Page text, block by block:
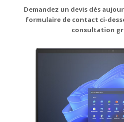
Demandez un devis dès
formulaire de contact ci-
consultation